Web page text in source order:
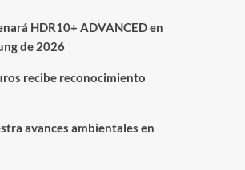
HDR10+ ADVANCED en
de 2026
recibe reconocimiento
avances ambientales en